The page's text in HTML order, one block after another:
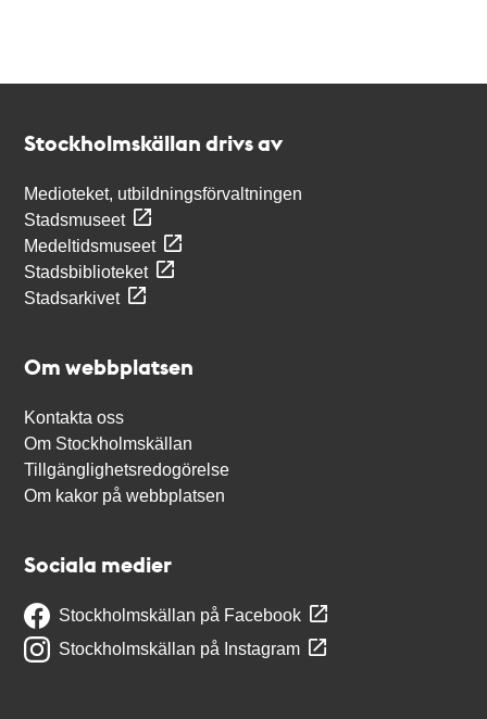
Stockholmskällan drivs av
Medioteket, utbildningsförvaltningen
Stadsmuseet
Medeltidsmuseet
Stadsbiblioteket
Stadsarkivet
Om webbplatsen
Kontakta oss
Om Stockholmskällan
Tillgänglighetsredogörelse
Om kakor på webbplatsen
Sociala medier
Stockholmskällan på Facebook
Stockholmskällan på Instagram